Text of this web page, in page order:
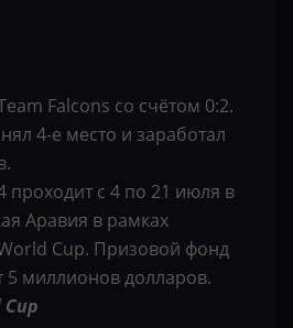
Falcons со счётом 0:2.
4-е место и заработал
проходит с 4 по 21 июля в
Аравия в рамках
Cup. Призовой фонд
5 миллионов долларов.